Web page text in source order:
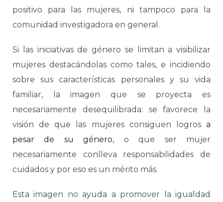
positivo para las mujeres, ni tampoco para la
comunidad investigadora en general.
Si las iniciativas de género se limitan a visibilizar
mujeres destacándolas como tales, e incidiendo
sobre sus características personales y su vida
familiar, la imagen que se proyecta es
necesariamente desequilibrada: se favorece la
visión de que las mujeres consiguen logros a
pesar de su género, o que ser mujer
necesariamente conlleva responsabilidades de
cuidados y por eso es un mérito más.
Esta imagen no ayuda a promover la igualdad